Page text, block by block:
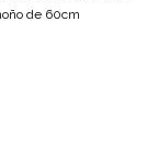
de 60cm